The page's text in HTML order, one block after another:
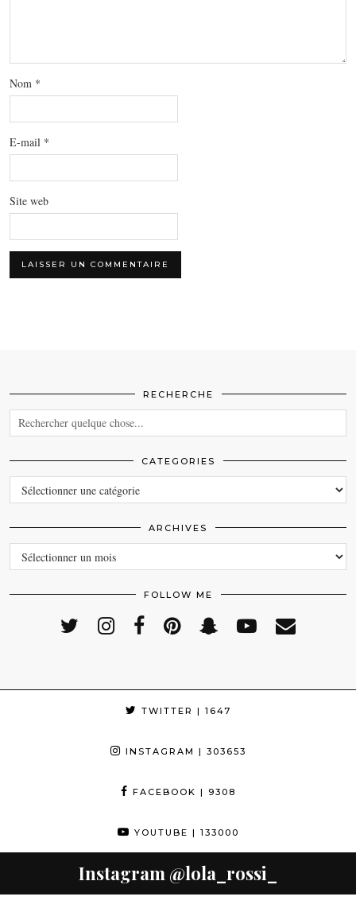
Nom *
E-mail *
Site web
RECHERCHE
CATEGORIES
CATEGORIES
ARCHIVES
ARCHIVES
FOLLOW ME
TWITTER | 1647
INSTAGRAM | 303653
FACEBOOK | 9308
YOUTUBE | 133000
Instagram @lola_rossi_